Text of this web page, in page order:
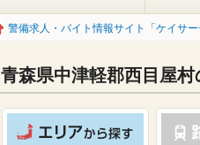
警備求人・バイト情報サイト「ケイサ
青森県中津軽郡西目屋村